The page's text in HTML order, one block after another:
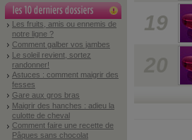
Les fruits, amis ou ennemis de
notre ligne ?
Comment galber vos jambes
Le soleil revient, sortez
randonner!
Astuces : comment maigrir des
fesses
Gare aux gros bras
Maigrir des hanches : adieu la
culotte de cheval
Comment faire une recette de
Pâques sans chocolat
19